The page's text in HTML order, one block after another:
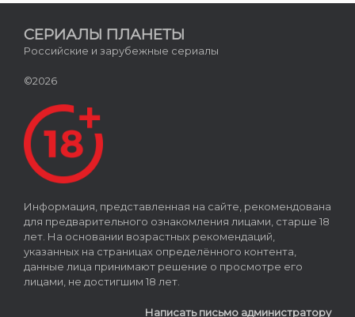
СЕРИАЛЫ ПЛАНЕТЫ
Российские и зарубежные сериалы
©2026
Информация, представленная на сайте, рекомендована
для предварительного ознакомления лицами, старше 18
лет. На основании возрастных рекомендаций,
указанных на страницах определённого контента,
данные лица принимают решение о просмотре его
лицами, не достигшим 18 лет.
Написать письмо администратору